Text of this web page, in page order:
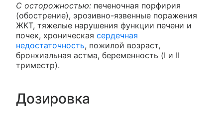
С осторожностью: печеночная порфирия
(обострение), эрозивно-язвенные поражения
ЖКТ, тяжелые нарушения функции печени и
почек, хроническая сердечная
недостаточность, пожилой возраст,
бронхиальная астма, беременность (I и II
триместр).
Дозировка